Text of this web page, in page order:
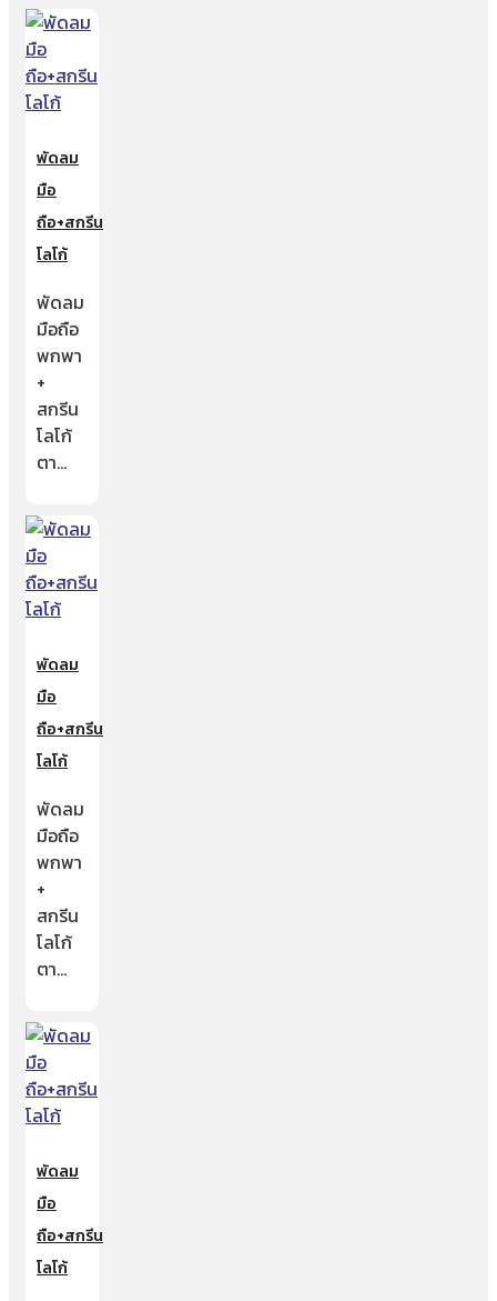
พัดลม
มือ
ถือ+สกรีน
โลโก้
พัดลม
มือถือ
พกพา
+
สกรีน
โลโก้
ตา…
พัดลม
มือ
ถือ+สกรีน
โลโก้
พัดลม
มือถือ
พกพา
+
สกรีน
โลโก้
ตา…
พัดลม
มือ
ถือ+สกรีน
โลโก้